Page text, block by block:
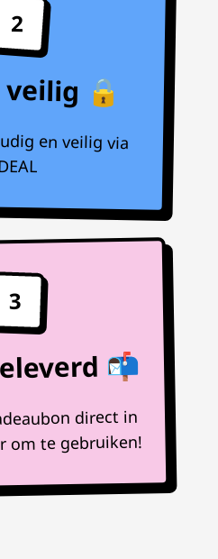
2
🔒
en veilig via
3
📬
direct in
om te gebruiken!